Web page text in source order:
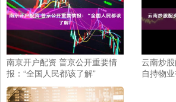
南京开户配资 普京公开重要情
报：“全国人民都该了解”
云南炒
自持物